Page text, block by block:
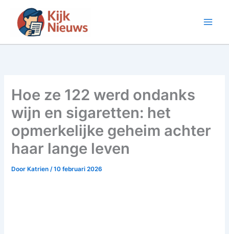
inhoud
Hoe ze 122 werd ondanks
wijn en sigaretten: het
opmerkelijke geheim achter
haar lange leven
Door Katrien/10 februari 2026